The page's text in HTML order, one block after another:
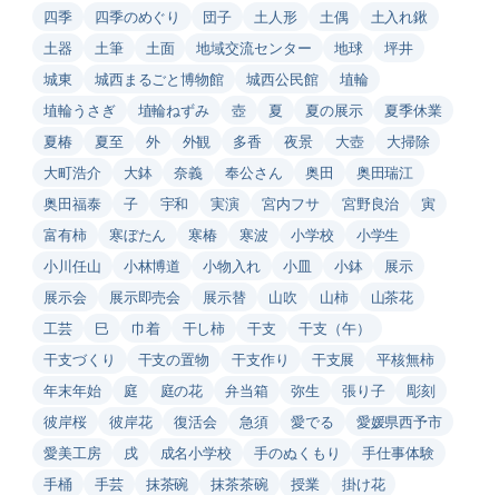
四季 四季のめぐり 団子 土人形 土偶
土入れ鍬
土器
土筆 土面 地域交流センター 地球
坪井
城東
城西まるごと博物館 城西公民館
埴輪
埴輪うさぎ
埴輪ねずみ 壺 夏 夏の展示
夏季休業
夏椿
夏至 外 外観 多香 夜景 大壺
大掃除
大町浩介
大鉢 奈義 奉公さん 奥田
奥田瑞江
奥田福泰
子 宇和 実演 宮内フサ 宮野良治
寅
富有柿
寒ぼたん 寒椿 寒波 小学校
小学生
小川任山
小林博道 小物入れ 小皿 小鉢
展示
展示会
展示即売会 展示替 山吹 山柿
山茶花
工芸
巳 巾着 干し柿 干支
干支（午）
干支づくり
干支の置物 干支作り 干支展
平核無柿
年末年始
庭 庭の花 弁当箱 弥生 張り子
彫刻
彼岸桜
彼岸花 復活会 急須 愛でる
愛媛県西予市
愛美工房
戌 成名小学校 手のぬくもり
手仕事体験
手桶
手芸 抹茶碗 抹茶茶碗 授業
掛け花